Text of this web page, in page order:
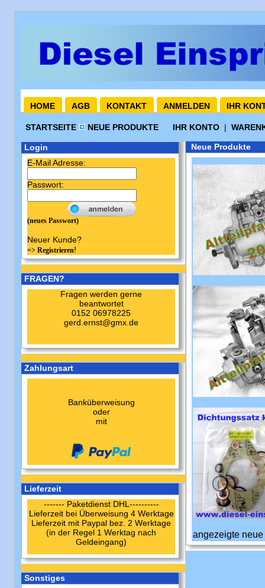
HOME AGB KONTAKT ANMELDEN IHR
STARTSEITE NEUE PRODUKTE IHR KONTO |
Login
E-Mail Adresse:
Passwort:
(neues Passwort)
Neuer Kunde?
=> Registrieren!
FRAGEN?
Fragen werden gerne
beantwortet
0152 06978225
gerd.ernst@gmx.de
Zahlungsart
Banküberweisung
oder
mit
Lieferzeit
------- Paketdienst DHL----------
Lieferzeit bei Überweisung 4 Werktage
Lieferzeit mit Paypal bez. 2 Werktage
(in der Regel 1 Werktag nach
Geldeingang)
Sonstiges
Neue Produkte
angezeigte